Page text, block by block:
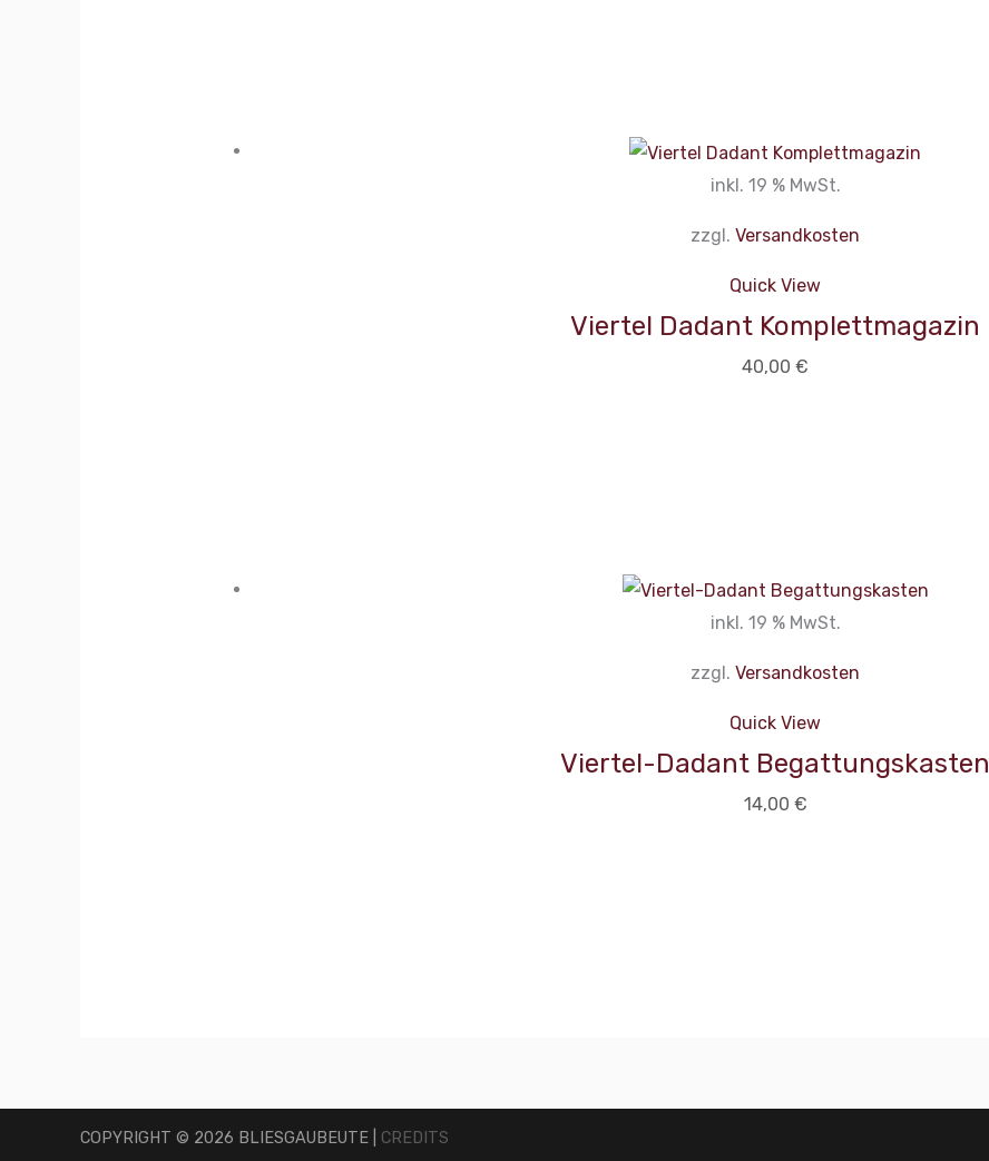
inkl. 19 % MwSt.
zzgl. Versandkosten
Quick View
Viertel Dadant Komplettmagazin
40,00 €
inkl. 19 % MwSt.
zzgl. Versandkosten
Quick View
Viertel-Dadant Begattungskasten
14,00 €
COPYRIGHT © 2026 BLIESGAUBEUTE | CREDITS